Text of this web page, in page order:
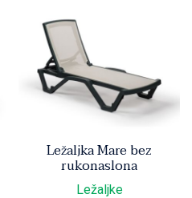
Ležaljka Mare bez
rukonaslona
Ležaljke